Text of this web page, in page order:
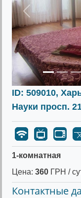
Предыдущее
ID: 509010,
Науки просп.
1-комнатная
Цена: 360 ГРН /
Контактные